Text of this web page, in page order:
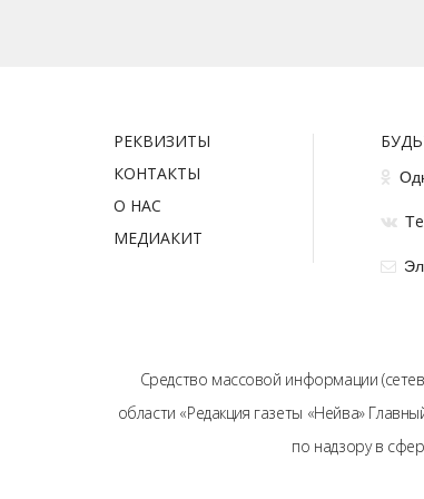
РЕКВИЗИТЫ
КОНТАКТЫ
О НАС
МЕДИАКИТ
Т
Средство массовой информации
области «Редакция газеты «Нейва»
по надзору в